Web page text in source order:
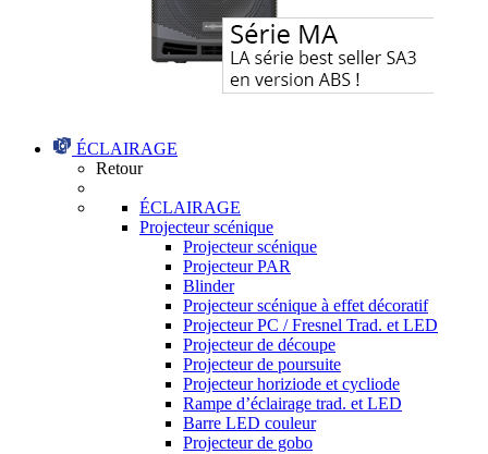
ÉCLAIRAGE
Retour
ÉCLAIRAGE
Projecteur scénique
Projecteur scénique
Projecteur PAR
Blinder
Projecteur scénique à effet décoratif
Projecteur PC / Fresnel Trad. et LED
Projecteur de découpe
Projecteur de poursuite
Projecteur horiziode et cycliode
Rampe d’éclairage trad. et LED
Barre LED couleur
Projecteur de gobo